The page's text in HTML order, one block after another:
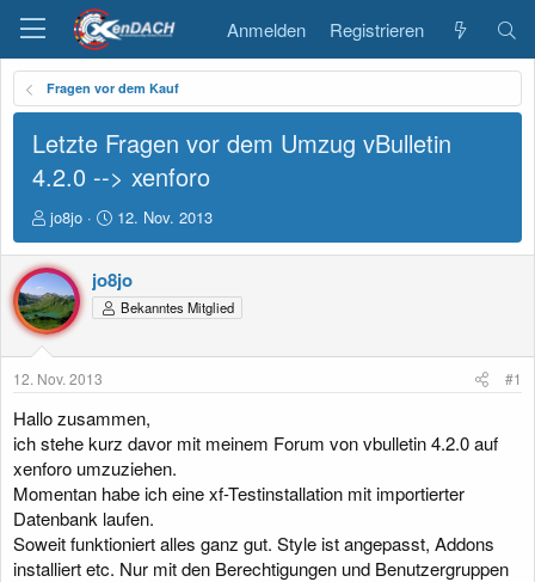
Anmelden Registrieren
Fragen vor dem Kauf
Letzte Fragen vor dem Umzug vBulletin
4.2.0 --> xenforo
E
r
s
t
e
l
l
r
jo8jo
E
r
s
t
e
l
12. Nov. 2013
jo8jo
Bekanntes Mitglied
12. Nov. 2013 #1
Hallo zusammen,
ich stehe kurz davor mit meinem Forum von vbulletin 4.2.0 auf
xenforo umzuziehen.
Momentan habe ich eine xf-Testinstallation mit importierter
Datenbank laufen.
Soweit funktioniert alles ganz gut. Style ist angepasst, Addons
installiert etc. Nur mit den Berechtigungen und Benutzergruppen